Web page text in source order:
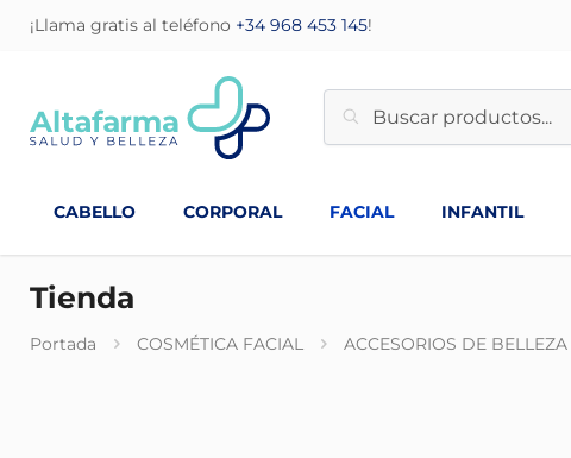
¡Llama gratis al teléfono +34 968 453 145!
CABELLO CORPORAL FACIAL INFANTIL
Tienda
Portada COSMÉTICA FACIAL ACCESORIOS DE BELLEZA